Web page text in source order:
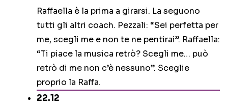
Raffaella è la prima a girarsi. La seguono
tutti gli altri coach. Pezzali: “Sei perfetta per
me, scegli me e non te ne pentirai”. Raffaella:
“Ti piace la musica retrò? Scegli me… può
retrò di me non c’è nessuno”. Sceglie
proprio la Raffa.
22.12